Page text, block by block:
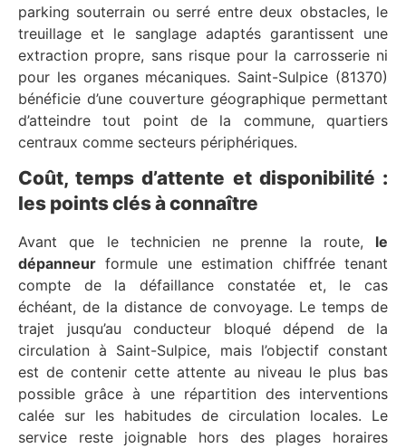
parking souterrain ou serré entre deux obstacles, le
treuillage et le sanglage adaptés garantissent une
extraction propre, sans risque pour la carrosserie ni
pour les organes mécaniques. Saint-Sulpice (81370)
bénéficie d’une couverture géographique permettant
d’atteindre tout point de la commune, quartiers
centraux comme secteurs périphériques.
Coût, temps d’attente et disponibilité :
les points clés à connaître
Avant que le technicien ne prenne la route, le
dépanneur formule une estimation chiffrée tenant
compte de la défaillance constatée et, le cas
échéant, de la distance de convoyage. Le temps de
trajet jusqu’au conducteur bloqué dépend de la
circulation à Saint-Sulpice, mais l’objectif constant
est de contenir cette attente au niveau le plus bas
possible grâce à une répartition des interventions
calée sur les habitudes de circulation locales. Le
service reste joignable hors des plages horaires